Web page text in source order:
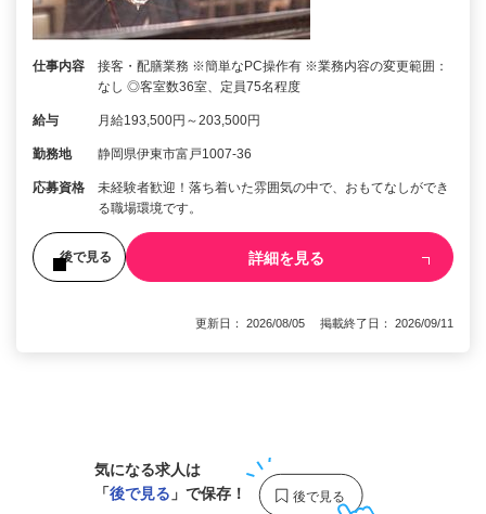
仕事内容
接客・配膳業務 ※簡単なPC操作有 ※業務内容の変更範囲：
なし ◎客室数36室、定員75名程度
給与 月給193,500円～203,500円
勤務地 静岡県伊東市富戸1007-36
応募資格
未経験者歓迎！落ち着いた雰囲気の中で、おもてなしができ
る職場環境です。
後で見る 詳細を見る
更新日： 2026/08/05 掲載終了日： 2026/09/11
気になる求人は
「後で見る 」で保存！